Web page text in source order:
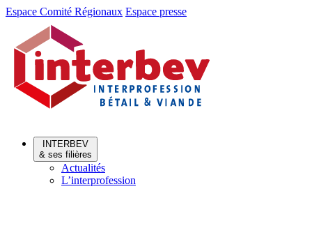
Aller
Aller
contenu
Espace Comité Régionaux Espace presse
INTERBEV
& ses filières
Actualités
L’interprofession